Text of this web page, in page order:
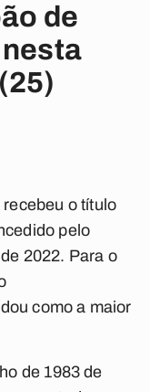
de
o título
pelo
2022. Para o
como a maior
de 1983 de